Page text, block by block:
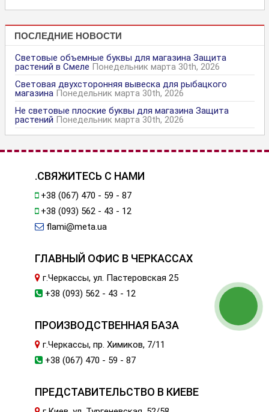
ПОСЛЕДНИЕ НОВОСТИ
Световые объемные буквы для магазина Защита
растений в Смеле Понедельник марта 30th, 2026
Световая двухсторонняя вывеска для рыбацкого
магазина Понедельник марта 30th, 2026
Не световые плоские буквы для магазина Защита
растений Понедельник марта 30th, 2026
.СВЯЖИТЕСЬ С НАМИ
+38 (067) 470 - 59 - 87
+38 (093) 562 - 43 - 12
flami@meta.ua
ГЛАВНЫЙ ОФИС В ЧЕРКАССАХ
г.Черкассы, ул. Пастеровская 25
+38 (093) 562 - 43 - 12
ПРОИЗВОДСТВЕННАЯ БАЗА
г.Черкассы, пр. Химиков, 7/11
+38 (067) 470 - 59 - 87
ПРЕДСТАВИТЕЛЬСТВО В КИЕВЕ